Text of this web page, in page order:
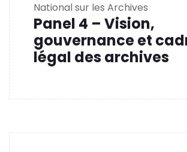
National sur les Archives
Panel 4 – Vision,
gouvernance et
légal des archives